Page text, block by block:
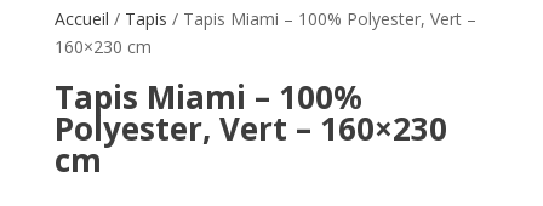
Accueil / Tapis / Tapis Miami – 100% Polyester, Vert –
160×230 cm
Tapis Miami – 100%
Polyester, Vert – 160×230
cm